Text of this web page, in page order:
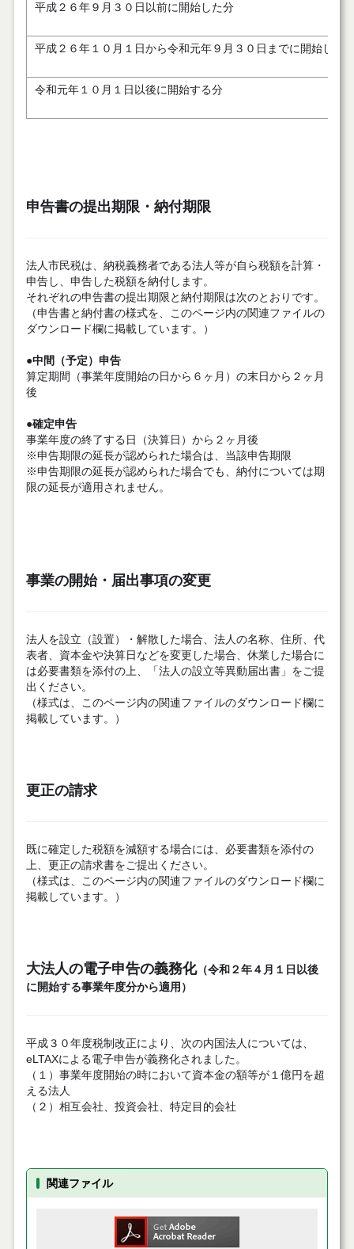
平成２６年９月３０日以前に開始した分
平成２６年１０月１日から令和元年９月３０日までに開始した
令和元年１０月１日以後に開始する分
申告書の提出期限・納付期限
法人市民税は、納税義務者である法人等が自ら税額を計算・
申告し、申告した税額を納付します。
それぞれの申告書の提出期限と納付期限は次のとおりです。
（申告書と納付書の様式を、このページ内の関連ファイルの
ダウンロード欄に掲載しています。）
●中間（予定）申告
算定期間（事業年度開始の日から６ヶ月）の末日から２ヶ月
後
●確定申告
事業年度の終了する日（決算日）から２ヶ月後
※申告期限の延長が認められた場合は、当該申告期限
※申告期限の延長が認められた場合でも、納付については期
限の延長が適用されません。
事業の開始・届出事項の変更
法人を設立（設置）・解散した場合、法人の名称、住所、代
表者、資本金や決算日などを変更した場合、休業した場合に
は必要書類を添付の上、「法人の設立等異動届出書」をご提
出ください。
（様式は、このページ内の関連ファイルのダウンロード欄に
掲載しています。）
更正の請求
既に確定した税額を減額する場合には、必要書類を添付の
上、更正の請求書をご提出ください。
（様式は、このページ内の関連ファイルのダウンロード欄に
掲載しています。）
大法人の電子申告の義務化（令和２年４月１日以後
に開始する事業年度分から適用）
平成３０年度税制改正により、次の内国法人については、
eLTAXによる電子申告が義務化されました。
（１）事業年度開始の時において資本金の額等が１億円を超
える法人
（２）相互会社、投資会社、特定目的会社
関連ファイル